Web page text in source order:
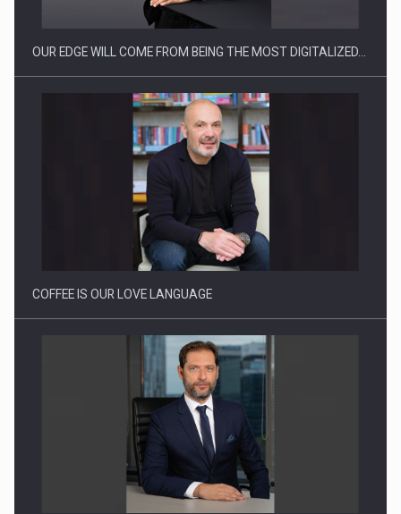
Webinar - Business Evolution-RETHINK STRATEGY-Finantare
Investitii Digitalizare
OUR EDGE WILL COME FROM BEING THE MOST DIGITALIZED…
COFFEE IS OUR LOVE LANGUAGE